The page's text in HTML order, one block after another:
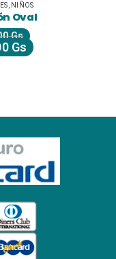
NIÑOS
Oval
Gs
Gs